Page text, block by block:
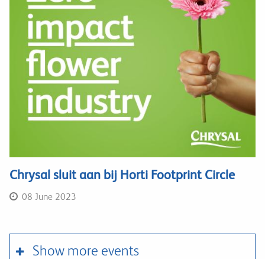
Chrysal sluit aan bij Horti Footprint Circle
08 June 2023
Show more events